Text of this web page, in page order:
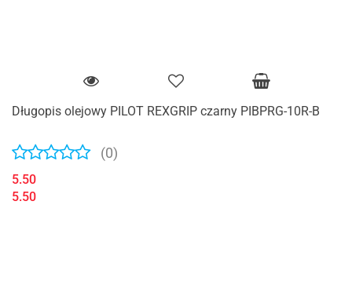
Długopis olejowy PILOT REXGRIP czarny PIBPRG-10R-B
(0)
5.50
5.50